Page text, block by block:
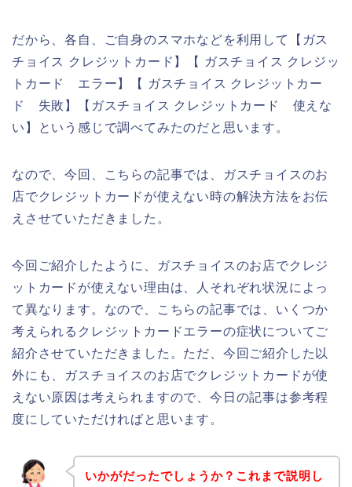
だから、各自、ご自身のスマホなどを利用して【ガス
チョイス クレジットカード】【 ガスチョイス クレジッ
トカード エラー】【 ガスチョイス クレジットカー
ド 失敗】【ガスチョイス クレジットカード 使えな
い】という感じで調べてみたのだと思います。
なので、今回、こちらの記事では、ガスチョイスのお
店でクレジットカードが使えない時の解決方法をお伝
えさせていただきました。
今回ご紹介したように、ガスチョイスのお店でクレジ
ットカードが使えない理由は、人それぞれ状況によっ
て異なります。なので、こちらの記事では、いくつか
考えられるクレジットカードエラーの症状についてご
紹介させていただきました。ただ、今回ご紹介した以
外にも、ガスチョイスのお店でクレジットカードが使
えない原因は考えられますので、今日の記事は参考程
度にしていただければと思います。
いかがだったでしょうか？これまで説明し